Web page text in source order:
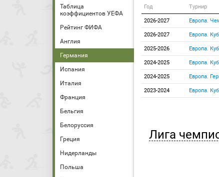
Таблица
коэффициентов УЕФА
Рейтинг ФИФА
Англия
Германия
Испания
Италия
Франция
Бельгия
Белоруссия
Греция
Нидерланды
Польша
Год Турнир
2026-2027 Европа.
2026-2027 Европа.
2025-2026 Европа.
2024-2025 Европа.
2024-2025 Европа.
2023-2024 Европа.
Лига